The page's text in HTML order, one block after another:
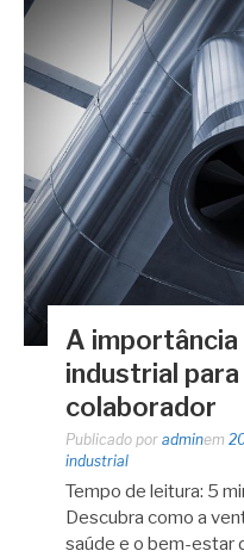
A
industrial
colaborador
Publicado por adminem
industrial
Tempo de leitura: 5
Descubra como a
saúde e o bem-estar